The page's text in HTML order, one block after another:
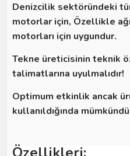
Denizcilik sektöründeki
motorlar için, Özellikle
motorları için uygundur.
Tekne üreticisinin teknik
talimatlarına uyulmalıdır!
Optimum etkinlik ancak
kullanıldığında